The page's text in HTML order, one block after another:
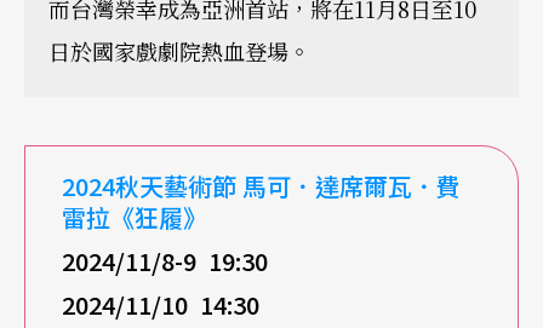
而台灣榮幸成為亞洲首站，將在11月8日至10
日於國家戲劇院熱血登場。
2024秋天藝術節 馬可．達席爾瓦．費
雷拉《狂履》
2024/11/8-9 19:30
2024/11/10 14:30